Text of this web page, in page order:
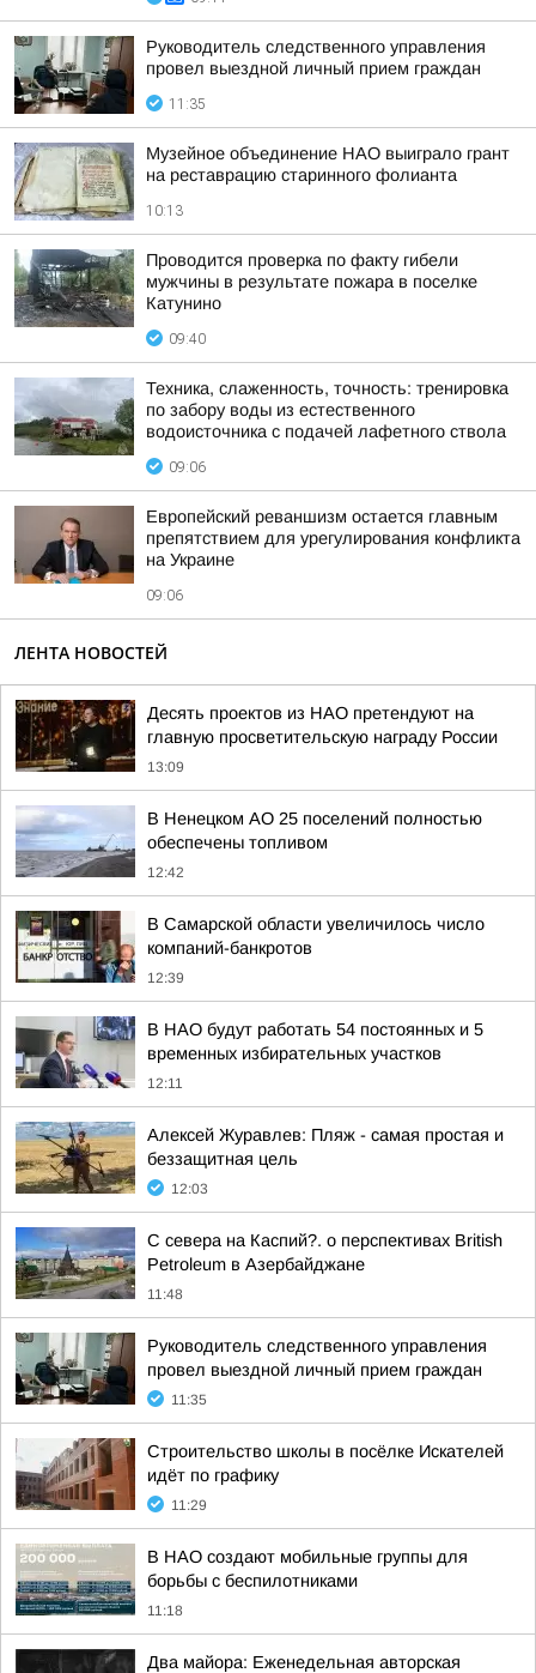
Руководитель следственного управления
провел выездной личный прием граждан
11:35
Музейное объединение НАО выиграло грант
на реставрацию старинного фолианта
10:13
Проводится проверка по факту гибели
мужчины в результате пожара в поселке
Катунино
09:40
Техника, слаженность, точность: тренировка
по забору воды из естественного
водоисточника с подачей лафетного ствола
09:06
Европейский реваншизм остается главным
препятствием для урегулирования конфликта
на Украине
09:06
ЛЕНТА НОВОСТЕЙ
Десять проектов из НАО претендуют на
главную просветительскую награду России
13:09
В Ненецком АО 25 поселений полностью
обеспечены топливом
12:42
В Самарской области увеличилось число
компаний-банкротов
12:39
В НАО будут работать 54 постоянных и 5
временных избирательных участков
12:11
Алексей Журавлев: Пляж - самая простая и
беззащитная цель
12:03
С севера на Каспий?. о перспективах British
Petroleum в Азербайджане
11:48
Руководитель следственного управления
провел выездной личный прием граждан
11:35
Строительство школы в посёлке Искателей
идёт по графику
11:29
В НАО создают мобильные группы для
борьбы с беспилотниками
11:18
Два майора: Еженедельная авторская